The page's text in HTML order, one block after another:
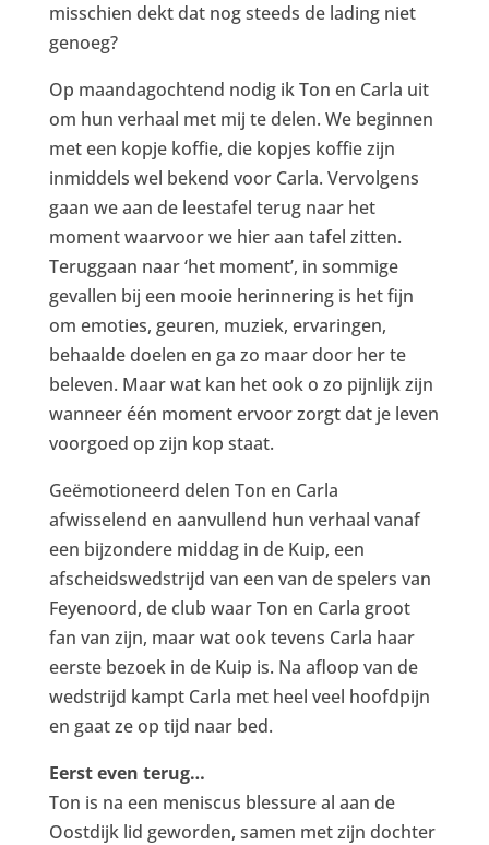
misschien dekt dat nog steeds de lading niet
genoeg?
Op maandagochtend nodig ik Ton en Carla uit
om hun verhaal met mij te delen. We beginnen
met een kopje koffie, die kopjes koffie zijn
inmiddels wel bekend voor Carla. Vervolgens
gaan we aan de leestafel terug naar het
moment waarvoor we hier aan tafel zitten.
Teruggaan naar ‘het moment’, in sommige
gevallen bij een mooie herinnering is het fijn
om emoties, geuren, muziek, ervaringen,
behaalde doelen en ga zo maar door her te
beleven. Maar wat kan het ook o zo pijnlijk zijn
wanneer één moment ervoor zorgt dat je leven
voorgoed op zijn kop staat.
Geëmotioneerd delen Ton en Carla
afwisselend en aanvullend hun verhaal vanaf
een bijzondere middag in de Kuip, een
afscheidswedstrijd van een van de spelers van
Feyenoord, de club waar Ton en Carla groot
fan van zijn, maar wat ook tevens Carla haar
eerste bezoek in de Kuip is. Na afloop van de
wedstrijd kampt Carla met heel veel hoofdpijn
en gaat ze op tijd naar bed.
Eerst even terug…
Ton is na een meniscus blessure al aan de
Oostdijk lid geworden, samen met zijn dochter